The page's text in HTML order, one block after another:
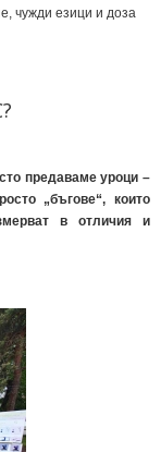
чужди езици и доза
предаваме уроци –
„бъгове“, които
в отличия и